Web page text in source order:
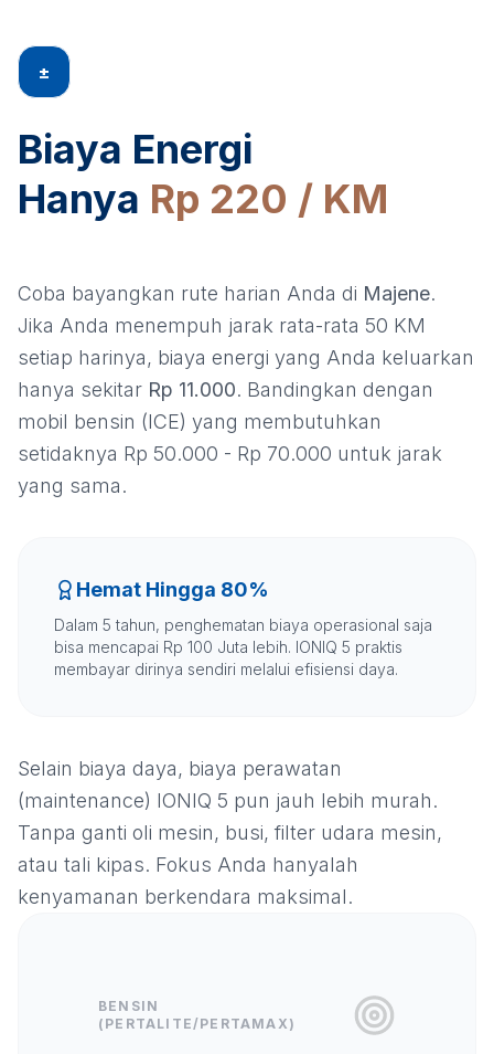
±
Biaya Energi
Hanya Rp 220 / KM
Coba bayangkan rute harian Anda di Majene.
Jika Anda menempuh jarak rata-rata 50 KM
setiap harinya, biaya energi yang Anda keluarkan
hanya sekitar Rp 11.000. Bandingkan dengan
mobil bensin (ICE) yang membutuhkan
setidaknya Rp 50.000 - Rp 70.000 untuk jarak
yang sama.
Hemat Hingga 80%
Dalam 5 tahun, penghematan biaya operasional saja
bisa mencapai Rp 100 Juta lebih. IONIQ 5 praktis
membayar dirinya sendiri melalui efisiensi daya.
Selain biaya daya, biaya perawatan
(maintenance) IONIQ 5 pun jauh lebih murah.
Tanpa ganti oli mesin, busi, filter udara mesin,
atau tali kipas. Fokus Anda hanyalah
kenyamanan berkendara maksimal.
BENSIN
(PERTALITE/PERTAMAX)